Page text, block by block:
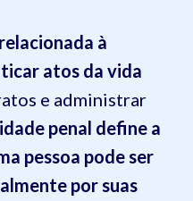
à
atos da vida
e administrar
penal define a
pessoa pode ser
por suas